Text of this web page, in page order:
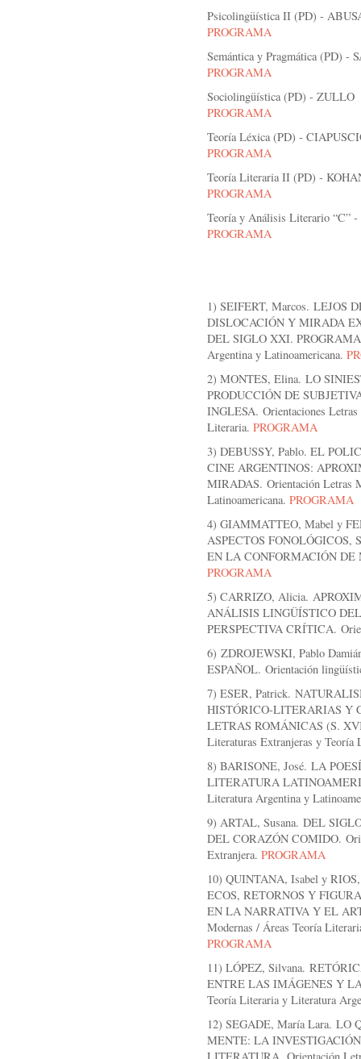
Psicolingüística II (PD) -
PROGRAMA
Semántica y Pragmática (PD) -
PROGRAMA
Sociolingüística (PD) - ZULLO
PROGRAMA
Teoría Léxica (PD) -
PROGRAMA
Teoría Literaria II (PD) -
PROGRAMA
Teoría y Análisis Literario “C”
PROGRAMA
1) SEIFERT, Marcos. LEJOS
DISLOCACIÓN Y MIRADA
DEL SIGLO XXI.
Argentina y Latinoamericana.
2) MONTES, Elina. LO
PRODUCCIÓN DE
INGLESA. Orientaciones
Literaria. PROGRAMA
3) DEBUSSY, Pablo. EL
CINE ARGENTINOS:
MIRADAS. Orientación Letras
Latinoamericana. PROGRAMA
4) GIAMMATTEO, Mabel y
ASPECTOS
EN LA CONFORMACIÓN DE
PROGRAMA
5) CARRIZO, Alicia.
ANÁLISIS LINGÜÍSTICO
PERSPECTIVA CRÍTICA.
6) ZDROJEWSKI, Pablo
ESPAÑOL. Orientación
7) ESER, Patrick.
HISTÓRICO-LITERARIAS Y
LETRAS ROMÁNICAS (S.
Literaturas Extranjeras y
8) BARISONE, José. LA
LITERATURA
Literatura Argentina y
9) ARTAL, Susana. DEL
DEL CORAZÓN COMIDO.
Extranjera. PROGRAMA
10) QUINTANA, Isabel y
ECOS, RETORNOS Y
EN LA NARRATIVA Y EL
Modernas / Áreas Teoría
PROGRAMA
11) LÓPEZ, Silvana.
ENTRE LAS IMÁGENES Y
Teoría Literaria y Literatura
12) SEGADE, María Lara. LO
MENTE: LA